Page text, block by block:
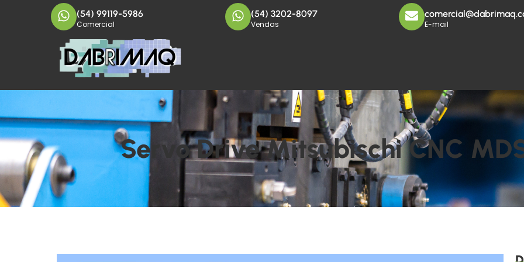
(54) 99119-5986
Comercial
(54) 3202-8097
Vendas E-mail
Servo Drive Mitsubischi CNC